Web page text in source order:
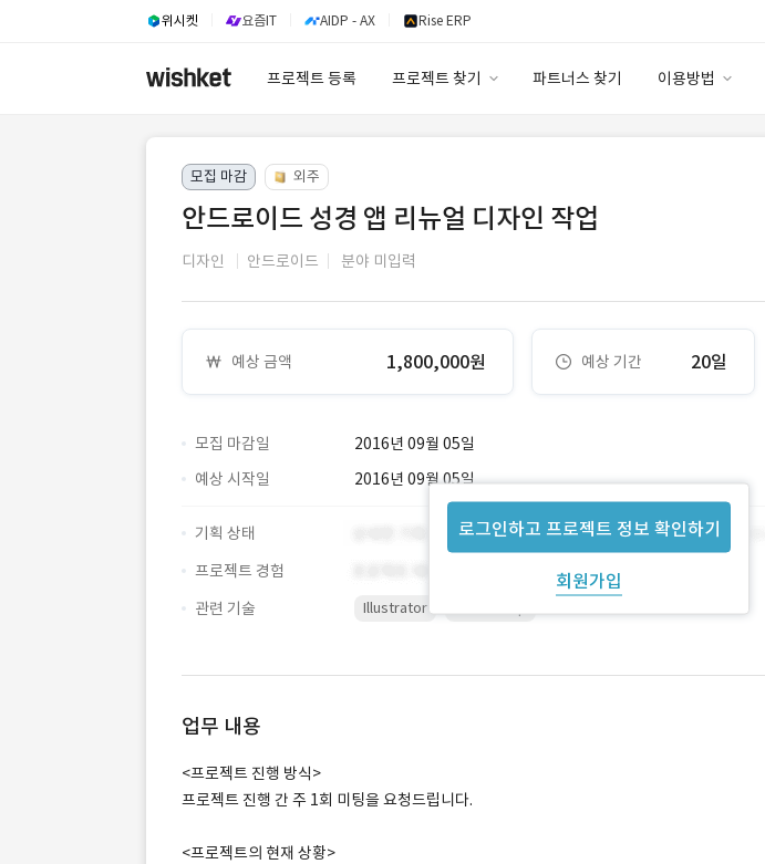
위시켓 요즘IT AIDP - AX Rise ERP
프로젝트 등록 프로젝트 찾기 파트너스 찾기 이용방법
모집 마감 외주
안드로이드 성경 앱 리뉴얼 디자인 작업
디자인 안드로이드 분야 미입력
예상 금액 1,800,000원 예상 기간 20일
모집 마감일 2016년 09월 05일
로그인하고 프로젝트 정보 확인하기
회원가입
예상 시작일 2016년 09월 05일
기획 상태
프로젝트 경험
관련 기술
Illustrator
업무 내용
<프로젝트 진행 방식>
프로젝트 진행 간 주 1회 미팅을 요청드립니다.
<프로젝트의 현재 상황>